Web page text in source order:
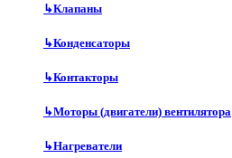
↳Клапаны
↳Конденсаторы
↳Контакторы
↳Моторы (двигатели) вентилятора
↳Нагреватели